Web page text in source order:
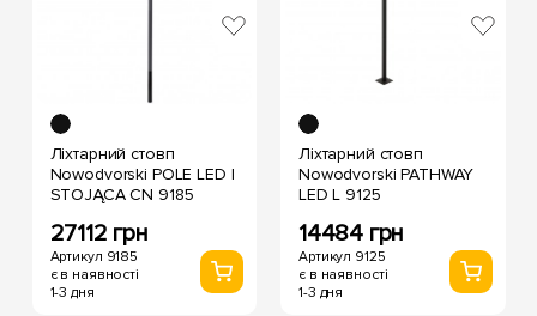
Ліхтарний стовп
Nowodvorski POLE LED I
STOJĄCA CN 9185
27112 грн
Артикул 9185
є в наявності
1-3 дня
Ліхтарний стовп
Nowodvorski PATHWAY
LED L 9125
14484 грн
Артикул 9125
є в наявності
1-3 дня